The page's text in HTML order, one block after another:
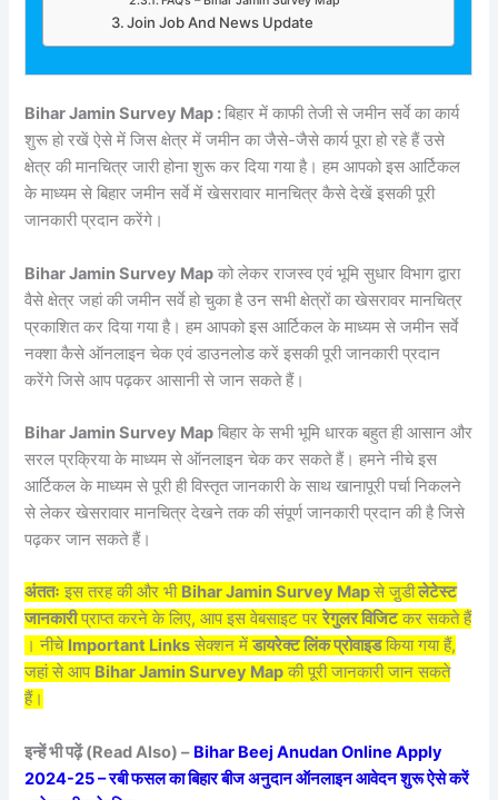
Join Job And News Update
Bihar Jamin Survey Map :बिहार में काफी तेजी से जमीन सर्वे का कार्य
शुरू हो रखें ऐसे में जिस क्षेत्र में जमीन का जैसे-जैसे कार्य पूरा हो रहे हैं उसे
क्षेत्र की मानचित्र जारी होना शुरू कर दिया गया है। हम आपको इस आर्टिकल
के माध्यम से बिहार जमीन सर्वे में खेसरावार मानचित्र कैसे देखें इसकी पूरी
जानकारी प्रदान करेंगे।
Bihar Jamin Survey Map को लेकर राजस्व एवं भूमि सुधार विभाग द्वारा
वैसे क्षेत्र जहां की जमीन सर्वे हो चुका है उन सभी क्षेत्रों का खेसरावर मानचित्र
प्रकाशित कर दिया गया है। हम आपको इस आर्टिकल के माध्यम से जमीन सर्वे
नक्शा कैसे ऑनलाइन चेक एवं डाउनलोड करें इसकी पूरी जानकारी प्रदान
करेंगे जिसे आप पढ़कर आसानी से जान सकते हैं।
Bihar Jamin Survey Map बिहार के सभी भूमि धारक बहुत ही आसान और
सरल प्रक्रिया के माध्यम से ऑनलाइन चेक कर सकते हैं। हमने नीचे इस
आर्टिकल के माध्यम से पूरी ही विस्तृत जानकारी के साथ खानापूरी पर्चा निकलने
से लेकर खेसरावार मानचित्र देखने तक की संपूर्ण जानकारी प्रदान की है जिसे
पढ़कर जान सकते हैं।
अंततः इस तरह की और भी Bihar Jamin Survey Mapसे जु़डीलेटेस्ट
जानकारीप्राप्त करने के लिए, आप इस वेबसाइट पररेगुलर विजिटकर सकते हैं
। नीचे Important Links सेक्शन मेंडायरेक्ट लिंक प्रोवाइडकिया गया हैं,
जहां से आप Bihar Jamin Survey Map की पूरी जानकारी जान सकते
हैं।
इन्हें भी पढ़ें (Read Also) – Bihar Beej Anudan Online Apply
2024-25 – रबी फसल का बिहार बीज अनुदान ऑनलाइन आवेदन शुरू ऐसे करें